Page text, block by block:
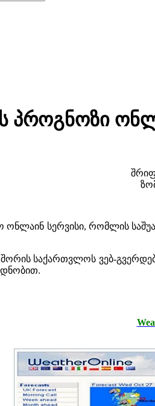
პროგნოზი
ონლაინ სერვისი, რომლის
საქართვლოს ვებ-